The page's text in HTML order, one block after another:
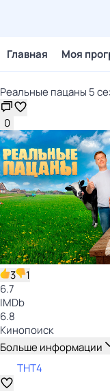
Главная Моя
Реальные пацаны 5
0
3
1
6.7
IMDb
6.8
Кинопоиск
Больше информации
ТНТ4